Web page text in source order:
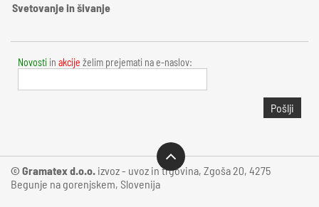
Svetovanje in šivanje
Novosti in akcije želim prejemati na e-naslov:
Pošlji
© Gramatex d.o.o. izvoz - uvoz in trgovina, Zgoša 20, 4275
Begunje na gorenjskem, Slovenija